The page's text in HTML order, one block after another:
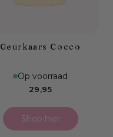
Geurkaars Cocco
Op voorraad
Normale
29,95
Shop hier